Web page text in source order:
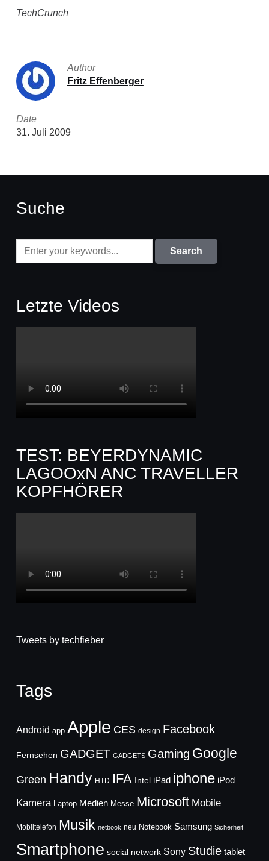
TechCrunch
Author
Fritz Effenberger
Date
31. Juli 2009
Suche
Letzte Videos
TEST: BEYERDYNAMIC
LAGOOxN ANC TRAVELLER
KOPFHÖRER
Tweets by techfieber
Tags
Android app Apple CES design Facebook
Fernsehen GADGET GADGETS Gaming Google
Green Handy HTD IFA Intel iPad iphone iPod
Kamera Laptop Medien Messe Microsoft Mobile
Mobiltelefon Musik netbook neu Notebook Samsung Sicherheit
Smartphone social network Sony Studie tablet